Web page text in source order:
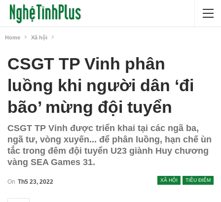
Home Xã hội
CSGT TP Vinh phân
luồng khi người dân ‘đi
bão’ mừng đội tuyển
CSGT TP Vinh được triển khai tại các ngã ba,
ngã tư, vòng xuyến... để phân luồng, hạn chế ùn
tắc trong đêm đội tuyển U23 giành Huy chương
vàng SEA Games 31.
XÃ HỘI TIÊU ĐIỂM
On Th5 23, 2022